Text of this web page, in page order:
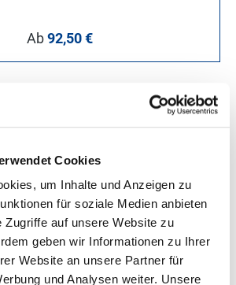
Cookies
um Inhalte und Anzeigen zu
für soziale Medien anbieten
Zugriffe auf unsere Website zu
geben wir Informationen zu Ihrer
Website an unsere Partner für
und Analysen weiter. Unsere
Regulärer Preis:
Ab92,50 €
Rundschlingen
aus hochfesten
Dieses Garngelege wird durch
geschützt. Die Tragfähigkeit
wird ausschließlich über